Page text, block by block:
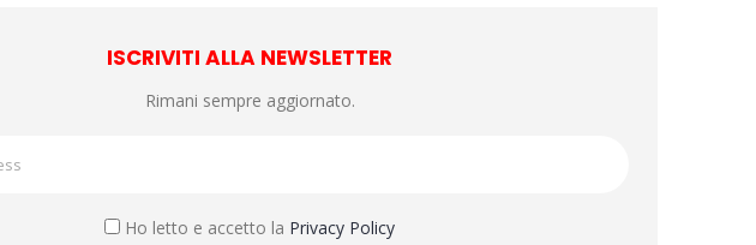
ISCRIVITI ALLA NEWSLETTER
Rimani sempre aggiornato.
Ho letto e accetto la Privacy Policy